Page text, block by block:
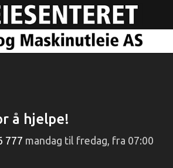
å hjelpe!
777 mandag til fredag, fra 07:00